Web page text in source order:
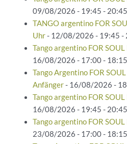
09/08/2026 - 19:45 - 20:45
TANGO argentino FOR
Uhr- 12/08/2026 - 19:45 -
Tango argentino FOR
16/08/2026 - 17:00 - 18:15
Tango Argentino FOR
Anfänger- 16/08/2026 -
Tango argentino FOR
16/08/2026 - 19:45 - 20:45
Tango argentino FOR
23/08/2026 - 17:00 - 18:15